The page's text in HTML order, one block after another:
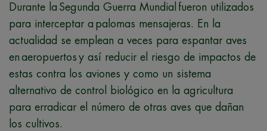
Durante la Segunda Guerra Mundial fueron utilizados
para interceptar a palomas mensajeras. En la
actualidad se emplean a veces para espantar aves
en aeropuertos y así reducir el riesgo de impactos de
estas contra los aviones y como un sistema
alternativo de control biológico en la agricultura
para erradicar el número de otras aves que dañan
los cultivos.​